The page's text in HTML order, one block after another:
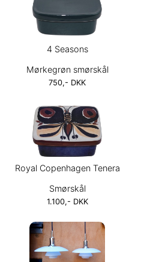
4 Seasons
Mørkegrøn smørskål
750,- DKK
Royal Copenhagen Tenera
Smørskål
1.100,- DKK